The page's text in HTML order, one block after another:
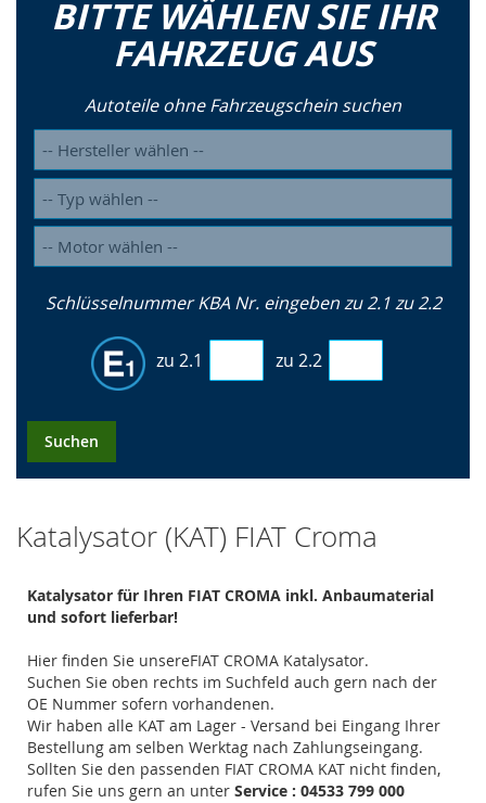
BITTE WÄHLEN SIE IHR
FAHRZEUG AUS
Autoteile ohne Fahrzeugschein suchen
Schlüsselnummer KBA Nr. eingeben zu 2.1 zu 2.2
zu 2.1 zu 2.2
Suchen
Katalysator (KAT) FIAT Croma
Katalysator für Ihren FIAT CROMA inkl. Anbaumaterial
und sofort lieferbar!
Hier finden Sie unsereFIAT CROMA Katalysator.
Suchen Sie oben rechts im Suchfeld auch gern nach der
OE Nummer sofern vorhandenen.
Wir haben alle KAT am Lager - Versand bei Eingang Ihrer
Bestellung am selben Werktag nach Zahlungseingang.
Sollten Sie den passenden FIAT CROMA KAT nicht finden,
rufen Sie uns gern an unter Service : 04533 799 000